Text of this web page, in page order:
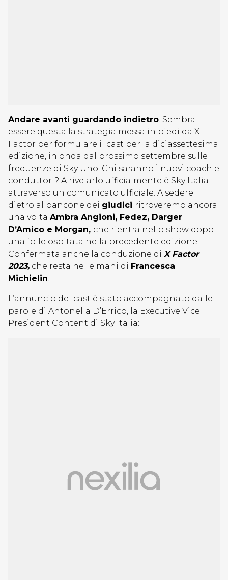
Andare avanti guardando indietro. Sembra
essere questa la strategia messa in piedi da X
Factor per formulare il cast per la diciassettesima
edizione, in onda dal prossimo settembre sulle
frequenze di Sky Uno. Chi saranno i nuovi coach e
conduttori? A rivelarlo ufficialmente è Sky Italia
attraverso un comunicato ufficiale. A sedere
dietro al bancone dei giudici ritroveremo ancora
una volta Ambra Angioni, Fedez, Darger
D’Amico e Morgan, che rientra nello show dopo
una folle ospitata nella precedente edizione.
Confermata anche la conduzione di X Factor
2023, che resta nelle mani di Francesca
Michielin.
L’annuncio del cast è stato accompagnato dalle
parole di Antonella D’Errico, la Executive Vice
President Content di Sky Italia: